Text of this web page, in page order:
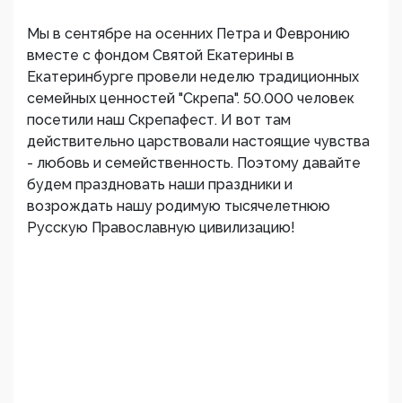
Мы в сентябре на осенних Петра и Февронию
вместе с фондом Святой Екатерины в
Екатеринбурге провели неделю традиционных
семейных ценностей "Скрепа". 50.000 человек
посетили наш Скрепафест. И вот там
действительно царствовали настоящие чувства
- любовь и семейственность. Поэтому давайте
будем праздновать наши праздники и
возрождать нашу родимую тысячелетнюю
Русскую Православную цивилизацию!